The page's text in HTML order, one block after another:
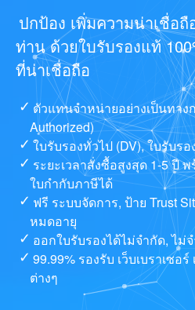
ปกป้อง เพิ่มความน่าเชื่อ
ท่าน ด้วยใบรับรองแท้
ที่น่าเชื่อถือ
ตัวแทนจำหน่ายอย่างเป็นทาง
Authorized)
ใบรับรองทั่วไป (DV), ใบรับรอ
ระยะเวลาสั่งซื้อสูงสุด 1-5 ปี
ใบกำกับภาษีได้
ฟรี ระบบจัดการ, ป้าย Trust
หมดอายุ
ออกใบรับรองได้ไม่จำกัด, ไม่
99.99% รองรับ เว็บเบราเซอ
ต่างๆ